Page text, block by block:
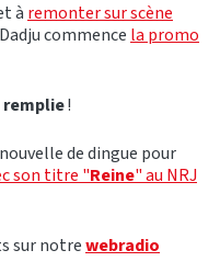
à remonter sur scène
commence la promo
remplie!
de dingue pour
son titre "Reine" au NRJ
sur notrewebradio